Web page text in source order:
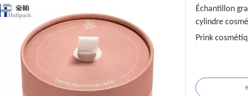
Échantillon
cylindre
Prink